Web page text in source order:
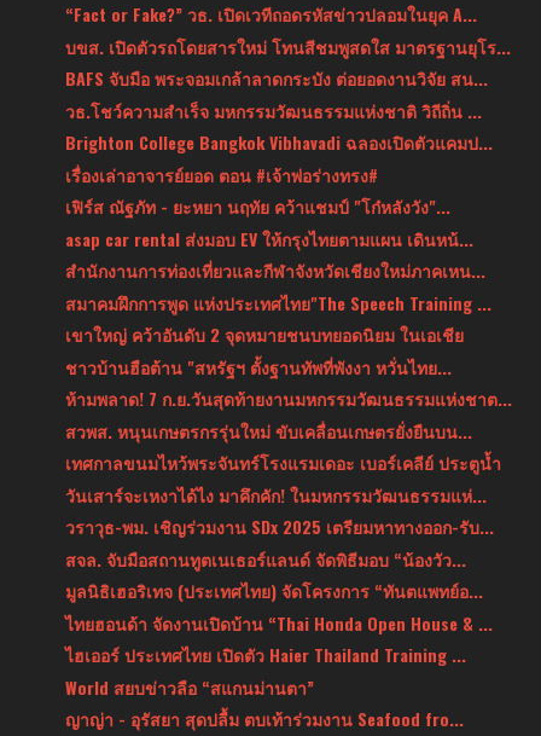
“Fact or Fake?” วธ. เปิดเวทีถอดรหัสข่าวปลอมในยุค A...
บขส. เปิดตัวรถโดยสารใหม่ โทนสีชมพูสดใส มาตรฐานยุโร...
BAFS จับมือ พระจอมเกล้าลาดกระบัง ต่อยอดงานวิจัย สน...
วธ.โชว์ความสำเร็จ มหกรรมวัฒนธรรมแห่งชาติ วิถีถิ่น ...
Brighton College Bangkok Vibhavadi ฉลองเปิดตัวแคมป...
เรื่องเล่าอาจารย์ยอด ตอน #เจ้าพ่อร่างทรง#
เฟิร์ส ณัฐภัท - ยะหยา นฤทัย คว้าแชมป์ "โก๋หลังวัง"...
asap car rental ส่งมอบ EV ให้กรุงไทยตามแผน เดินหน้...
สำนักงานการท่องเที่ยวและกีฬาจังหวัดเชียงใหม่ภาคเหน...
สมาคมฝึกการพูด แห่งประเทศไทย"The Speech Training ...
เขาใหญ่ คว้าอันดับ 2 จุดหมายชนบทยอดนิยม ในเอเชีย
ชาวบ้านฮือต้าน "สหรัฐฯ ตั้งฐานทัพที่พังงา หวั่นไทย...
ห้ามพลาด! 7 ก.ย.วันสุดท้ายงานมหกรรมวัฒนธรรมแห่งชาต...
สวพส. หนุนเกษตรกรรุ่นใหม่ ขับเคลื่อนเกษตรยั่งยืนบน...
เทศกาลขนมไหว้พระจันทร์โรงแรมเดอะ เบอร์เคลีย์ ประตูน้ำ
วันเสาร์จะเหงาได้ไง มาคึกคัก! ในมหกรรมวัฒนธรรมแห่...
วราวุธ-พม. เชิญร่วมงาน SDx 2025 เตรียมหาทางออก-รับ...
สจล. จับมือสถานทูตเนเธอร์แลนด์ จัดพิธีมอบ “น้องวัว...
มูลนิธิเฮอริเทจ (ประเทศไทย) จัดโครงการ “ทันตแพทย์อ...
ไทยฮอนด้า จัดงานเปิดบ้าน “Thai Honda Open House & ...
ไฮเออร์ ประเทศไทย เปิดตัว Haier Thailand Training ...
World สยบข่าวลือ “สแกนม่านตา”
ญาญ่า - อุรัสยา สุดปลื้ม ตบเท้าร่วมงาน Seafood fro...